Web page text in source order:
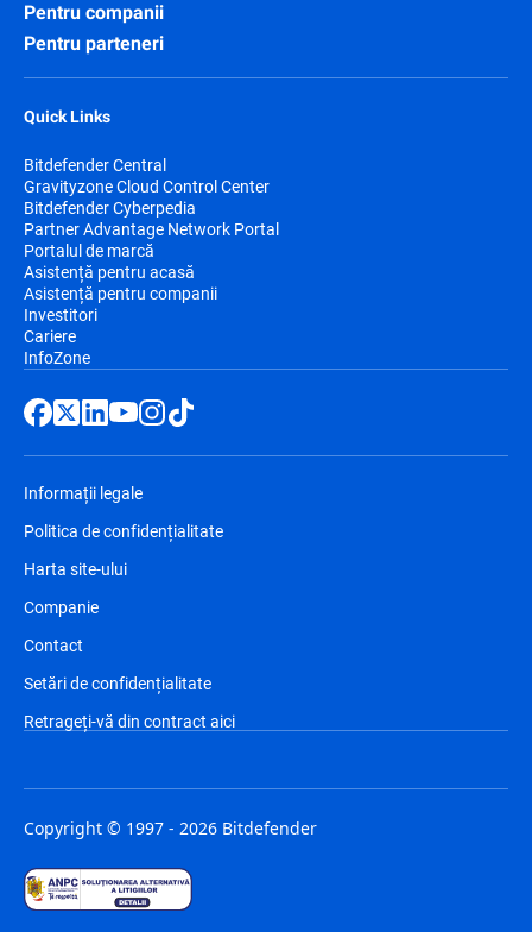
Pentru companii
Pentru parteneri
Quick Links
Bitdefender Central
Gravityzone Cloud Control Center
Bitdefender Cyberpedia
Partner Advantage Network Portal
Portalul de marcă
Asistență pentru acasă
Asistență pentru companii
Investitori
Cariere
InfoZone
Informații legale
Politica de confidențialitate
Harta site-ului
Companie
Contact
Setări de confidențialitate
Retrageți-vă din contract aici
Copyright © 1997 - 2026 Bitdefender